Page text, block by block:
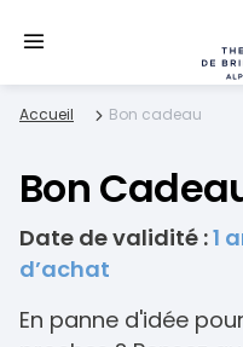
Accueil Bon cadeau
Bon
Date de validité :1
d’achat
En panne d'idée